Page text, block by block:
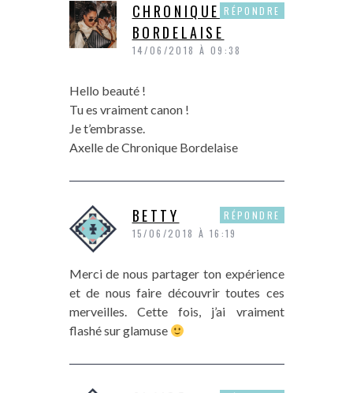
CHRONIQUE
BORDELAISE
14/06/2018 À 09:38
Hello beauté !
Tu es vraiment canon !
Je t’embrasse.
Axelle de Chronique Bordelaise
RÉPONDRE
BETTY
15/06/2018 À 16:19
Merci de nous partager ton expérience
et de nous faire découvrir toutes ces
merveilles. Cette fois, j’ai vraiment
flashé sur glamuse
RÉPONDRE